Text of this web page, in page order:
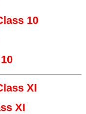
10
XI
XI